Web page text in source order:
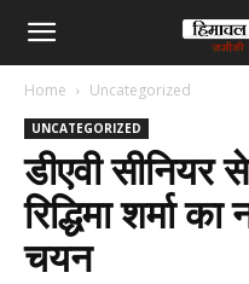
हिमाचल
लाइव
टीवी
Home Uncategorized
UNCATEGORIZED
डीएवी
रिद्धिमा शर्मा
चयन